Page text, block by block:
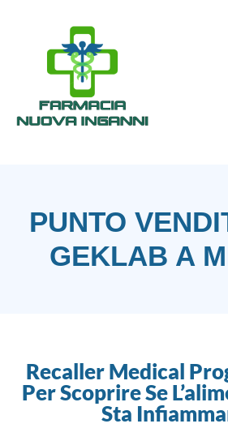
PUNTO
GEKLAB A
Recaller Medical
Per Scoprire Se
Sta